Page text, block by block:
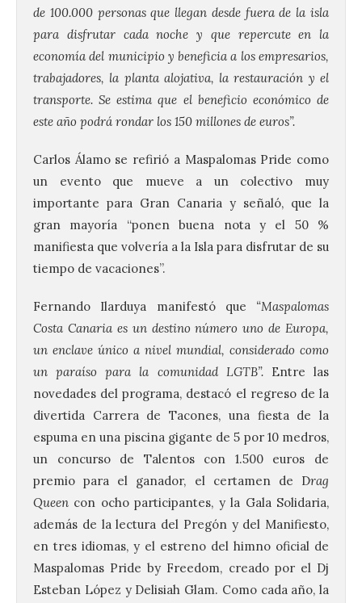
de 100.000 personas que llegan desde fuera de la isla
para disfrutar cada noche y que repercute en la
economía del municipio y beneficia a los empresarios,
trabajadores, la planta alojativa, la restauración y el
transporte. Se estima que el beneficio económico de
este año podrá rondar los 150 millones de euros”.
Carlos Álamo se refirió a Maspalomas Pride como
un evento que mueve a un colectivo muy
importante para Gran Canaria y señaló, que la
gran mayoría “ponen buena nota y el 50 %
manifiesta que volvería a la Isla para disfrutar de su
tiempo de vacaciones”.
Fernando Ilarduya manifestó que “Maspalomas
Costa Canaria es un destino número uno de Europa,
un enclave único a nivel mundial, considerado como
un paraíso para la comunidad LGTB”.Entre las
novedades del programa, destacó el regreso de la
divertida Carrera de Tacones, una fiesta de la
espuma en una piscina gigante de 5 por 10 medros,
un concurso de Talentos con 1.500 euros de
premio para el ganador, el certamen de Drag
Queen con ocho participantes, y la Gala Solidaria,
además de la lectura del Pregón y del Manifiesto,
en tres idiomas, y el estreno del himno oficial de
Maspalomas Pride by Freedom, creado por el Dj
Esteban López y Delisiah Glam. Como cada año, la